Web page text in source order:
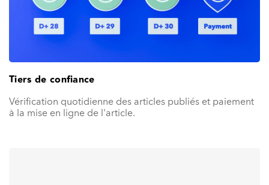
Tiers de confiance
Vérification quotidienne des articles publiés et paiement
à la mise en ligne de l'article.